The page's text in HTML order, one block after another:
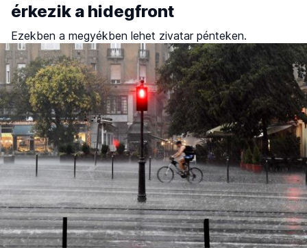
érkezik a hidegfront
Ezekben a megyékben lehet zivatar pénteken.